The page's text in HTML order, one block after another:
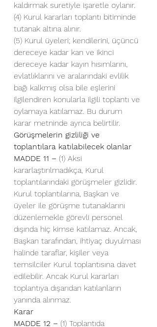
kaldırmak suretiyle işaretle oylanır.
(4) Kurul kararları toplantı bitiminde
tutanak altına alınır.
(5) Kurul üyeleri; kendilerini, üçüncü
dereceye kadar kan ve ikinci
dereceye kadar kayın hısımlarını,
evlatlıklarını ve aralarındaki evlilik
bağı kalkmış olsa bile eşlerini
ilgilendiren konularla ilgili toplantı ve
oylamaya katılamaz. Bu durum
karar metninde ayrıca belirtilir.
Görüşmelerin gizliliği ve
toplantılara katılabilecek olanlar
MADDE 11 – (1) Aksi
kararlaştırılmadıkça, Kurul
toplantılarındaki görüşmeler gizlidir.
Kurul toplantılarına, Başkan ve
üyeler ile görüşme tutanaklarını
düzenlemekle görevli personel
dışında hiç kimse katılamaz. Ancak,
Başkan tarafından, ihtiyaç duyulması
halinde taraflar, kişiler veya
temsilciler Kurul toplantısına davet
edilebilir. Ancak Kurul kararları
toplantıya dışarıdan katılanların
yanında alınmaz.
Karar
MADDE 12 – (1) Toplantıda